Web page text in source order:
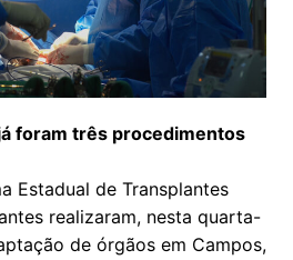
foram três procedimentos
Estadual de Transplantes
realizaram, nesta quarta-
de órgãos em Campos,